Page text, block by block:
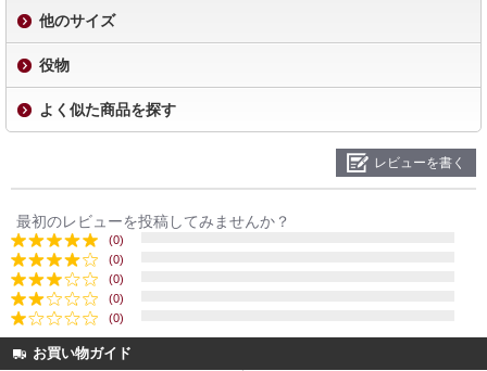
他のサイズ
役物
よく似た商品を探す
レビューを書く
最初のレビューを投稿してみませんか？
(0)
(0)
(0)
(0)
(0)
お買い物ガイド